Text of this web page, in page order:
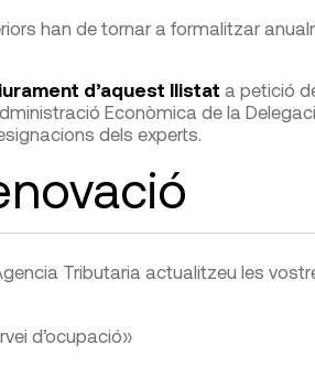
han de tornar a formalitzar
d’aquest llistat a petició
Econòmica de la
dels experts.
Tributaria actualitzeu les
d’ocupació»